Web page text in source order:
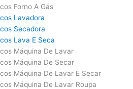
Forno A Gás
Lavadora
Secadora
Lava E Seca
Máquina De Lavar
Máquina De Secar
Máquina De Lavar E Secar
Máquina De Lavar Roupa